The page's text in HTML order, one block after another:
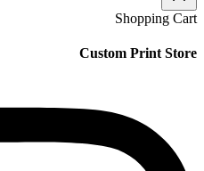
Shopping Cart
Custom Print Store